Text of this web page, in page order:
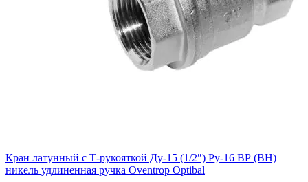
Кран латунный с Т-рукояткой Ду-15 (1/2″) Ру-16 ВР (ВН)
никель удлиненная ручка Oventrop Optibal